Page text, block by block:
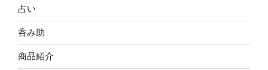
占い
呑み助
商品紹介